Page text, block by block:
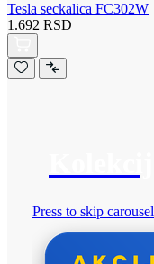
Tesla seckalica FC302W
1.692 RSD
Press to skip carousel